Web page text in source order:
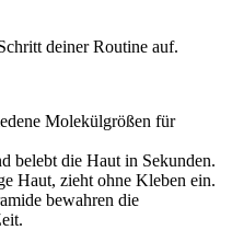
deiner Routine auf.
Molekülgrößen für
belebt die Haut in Sekunden.
Haut, zieht ohne Kleben ein.
bewahren die